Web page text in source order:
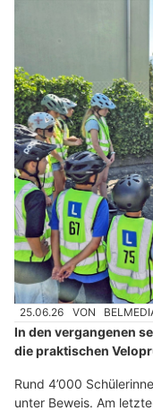
25.06.26 VON
In den vergangenen
die praktischen
Rund 4’000
unter Beweis. Am